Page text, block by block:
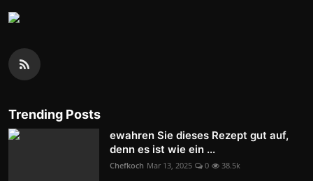
Trending Posts
ewahren Sie dieses Rezept gut auf,
denn es ist wie ein ...
Chefkoch Mar 13, 2025 0 38.5k